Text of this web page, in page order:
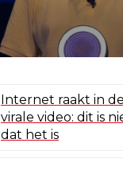
Internet raakt in
virale video: dit is
dat het is